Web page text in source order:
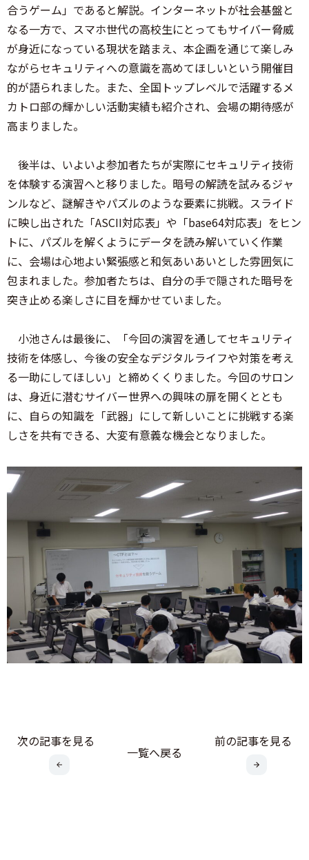
合うゲーム」であると解説。インターネットが社会基盤と
なる一方で、スマホ世代の高校生にとってもサイバー脅威
が身近になっている現状を踏まえ、本企画を通じて楽しみ
ながらセキュリティへの意識を高めてほしいという開催目
的が語られました。また、全国トップレベルで活躍するメ
カトロ部の輝かしい活動実績も紹介され、会場の期待感が
高まりました。
後半は、いよいよ参加者たちが実際にセキュリティ技術
を体験する演習へと移りました。暗号の解読を試みるジャ
ンルなど、謎解きやパズルのような要素に挑戦。スライド
に映し出された「ASCII対応表」や「base64対応表」をヒン
トに、パズルを解くようにデータを読み解いていく作業
に、会場は心地よい緊張感と和気あいあいとした雰囲気に
包まれました。参加者たちは、自分の手で隠された暗号を
突き止める楽しさに目を輝かせていました。
小池さんは最後に、「今回の演習を通してセキュリティ
技術を体感し、今後の安全なデジタルライフや対策を考え
る一助にしてほしい」と締めくくりました。今回のサロン
は、身近に潜むサイバー世界への興味の扉を開くととも
に、自らの知識を「武器」にして新しいことに挑戦する楽
しさを共有できる、大変有意義な機会となりました。
次の記事を見る
一覧へ戻る
前の記事を見る